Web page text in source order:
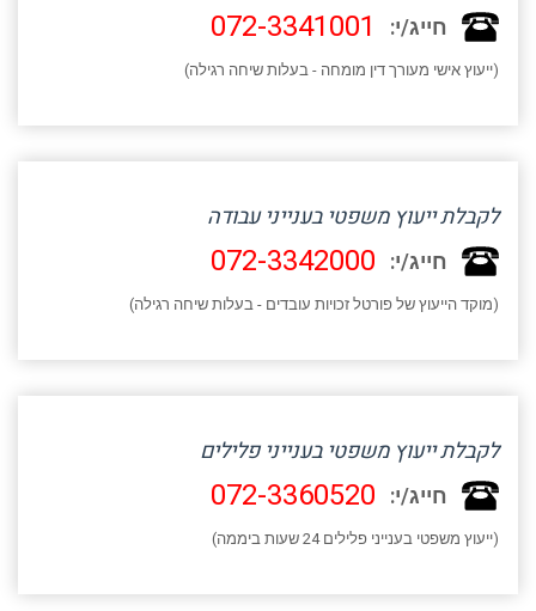
חייג/י: 072-3341001
(ייעוץ אישי מעורך דין מומחה - בעלות שיחה רגילה)
לקבלת ייעוץ משפטי בענייני עבודה
חייג/י: 072-3342000
(מוקד הייעוץ של פורטל זכויות עובדים - בעלות שיחה רגילה)
לקבלת ייעוץ משפטי בענייני פלילים
חייג/י: 072-3360520
(ייעוץ משפטי בענייני פלילים 24 שעות ביממה)